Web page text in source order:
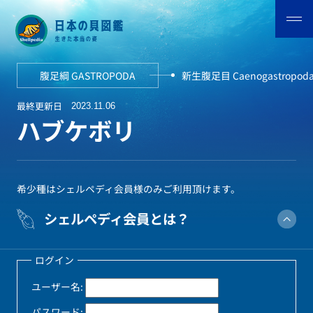
腹足綱 GASTROPODA 新生腹足目
最終更新日 2023.11.06
ハブケボリ
希少種はシェルペディ会員様のみご利用頂けます。
シェルペディ会員とは？
ログイン
ユーザー名: